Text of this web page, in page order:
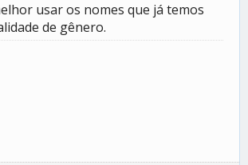
usar os nomes que já temos
de gênero.